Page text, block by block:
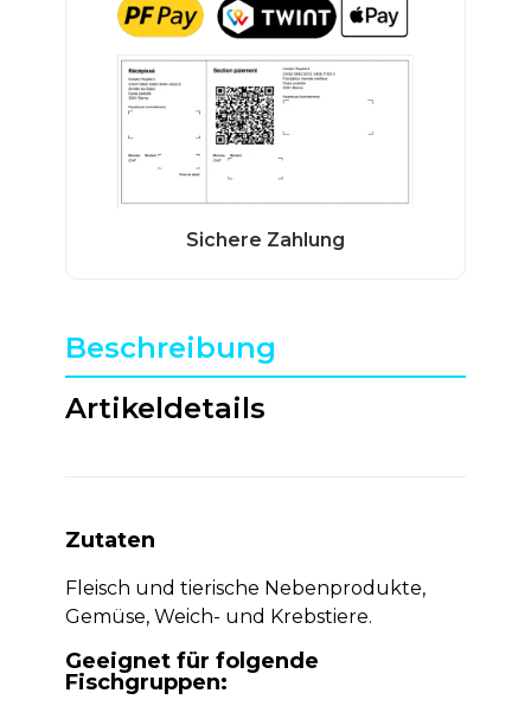
Beschreibung
Artikeldetails
Zutaten
Fleisch und tierische Nebenprodukte,
Gemüse, Weich- und Krebstiere.
Geeignet für folgende
Fischgruppen: